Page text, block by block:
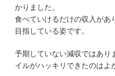
かりました。
食べていけるだけの収入があ
目指している姿です。
予期していない減収ではあり
イルがハッキリできたのはよ